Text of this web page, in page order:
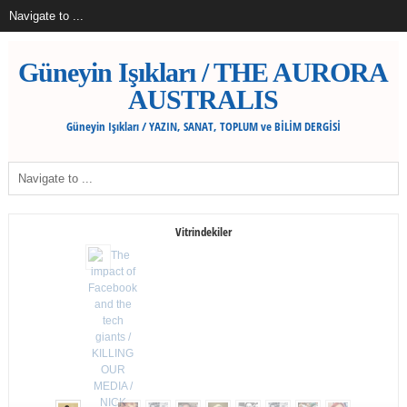
Güneyin Işıkları / THE AURORA
AUSTRALIS
Güneyin Işıkları / YAZIN, SANAT, TOPLUM ve BİLİM DERGİSİ
Vitrindekiler